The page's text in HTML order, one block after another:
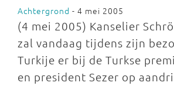
Achtergrond - 4 mei 2005
(4 mei 2005) Kanselier
zal vandaag tijdens zijn
Turkije er bij de Turkse
en president Sezer op